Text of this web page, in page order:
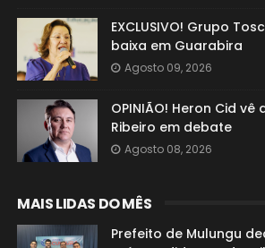
EXCLUSIVO! Grupo
baixa em Guarabira
Agosto 09, 2026
OPINIÃO! Heron Cid
Ribeiro em debate
Agosto 08, 2026
MAIS LIDAS DO MÊS
Prefeito de Mulungu